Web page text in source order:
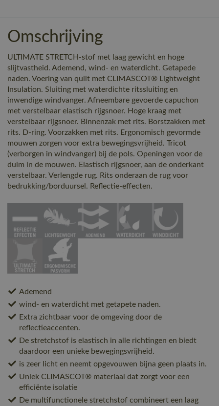
Omschrijving
ULTIMATE STRETCH-stof met laag gewicht en hoge
slijtvastheid. Ademend, wind- en waterdicht. Getapede
naden. Voering van quilt met CLIMASCOT® Lightweight
Insulation. Sluiting met waterdichte ritssluiting en
inwendige windvanger. Afneembare gevoerde capuchon
met verstelbaar elastisch rijgsnoer. Hoge kraag met
verstelbaar rijgsnoer. Binnenzak met rits. Borstzakken met
rits. D-ring. Voorzakken met rits. Ergonomisch gevormde
mouwen zorgen voor extra bewegingsvrijheid. Tricot
(verborgen in windvanger) bij de pols. Openingen voor de
duim in de mouwen. Elastisch rijgsnoer, aan de onderkant
verstelbaar. Verlengde rug. Rits onderaan de rug voor
bedrukking/borduursel. Reflectie-effecten.
Ademend
wind- en waterdicht met getapete naden.
Extra zichtbaar voor de omgeving door de
reflectieaccenten.
De stretchstof is elastisch in alle richtingen en biedt
daardoor een unieke bewegingsvrijheid.
is zeer licht en neemt opgevouwen bijna geen plaats in.
Uniek CLIMASCOT® materiaal dat zorgt voor een
efficiënte isolatie
De multifunctionele stretchstof combineert een laag